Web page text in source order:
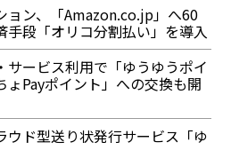
ョン、「Amazon.co.jp」へ60
手段「オリコ分割払い」を導入
サービス利用で「ゆうゆうポイ
ょPayポイント」への交換も開
ウド型送り状発行サービス「ゆ